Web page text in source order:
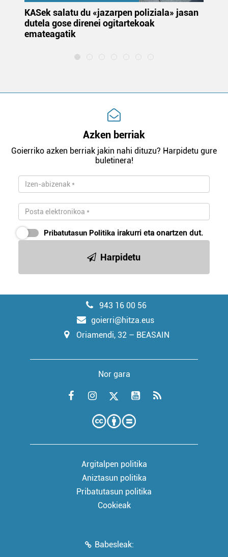
KASek salatu du «jazarpen poliziala» jasan
dutela gose direnei ogitartekoak
emateagatik
Azken berriak
Goierriko azken berriak jakin nahi dituzu? Harpidetu gure
buletinera!
Pribatutasun Politika irakurri eta onartzen dut.
Harpidetu
943 16 00 56
goierri@hitza.eus
Oriamendi, 32 – BEASAIN
Nor gara
Argitalpen politika
Aniztasun politika
Pribatutasun politika
Cookieak
Babesleak: